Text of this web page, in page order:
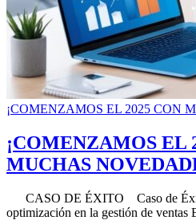
¡COMENZAMOS EL 2025 CON
¡COMENZAMOS EL
MUCHAS
CASO DE ÉXITO Caso de
optimización en la gestión de